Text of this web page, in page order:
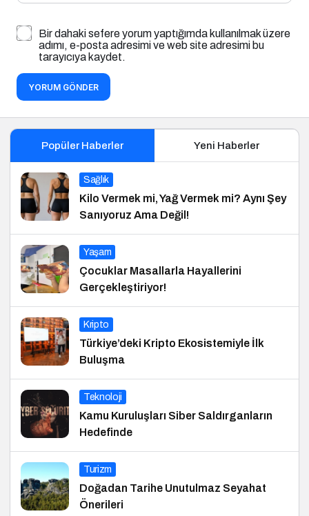
Bir dahaki sefere yorum yaptığımda kullanılmak üzere
adımı, e-posta adresimi ve web site adresimi bu
tarayıcıya kaydet.
YORUM GÖNDER
Popüler Haberler Yeni Haberler
Sağlık
Kilo Vermek mi, Yağ Vermek mi? Aynı Şey
Sanıyoruz Ama Değil!
Yaşam
Çocuklar Masallarla Hayallerini
Gerçekleştiriyor!
Kripto
Türkiye’deki Kripto Ekosistemiyle İlk
Buluşma
Teknoloji
Kamu Kuruluşları Siber Saldırganların
Hedefinde
Turizm
Doğadan Tarihe Unutulmaz Seyahat
Önerileri